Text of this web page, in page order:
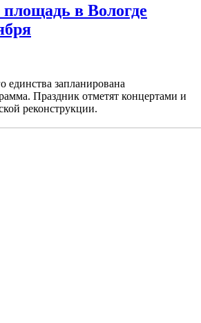
в Вологде
единства запланирована
Праздник отметят концертами и
реконструкции.